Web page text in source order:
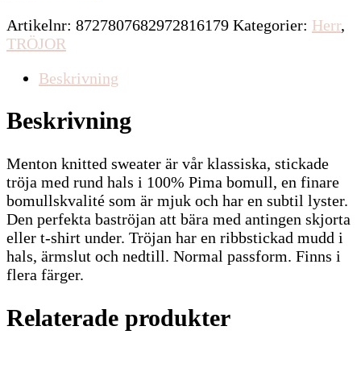
Artikelnr: 8727807682972816179 Kategorier: Herr,
TRÖJOR
Beskrivning
Beskrivning
Menton knitted sweater är vår klassiska, stickade
tröja med rund hals i 100% Pima bomull, en finare
bomullskvalité som är mjuk och har en subtil lyster.
Den perfekta baströjan att bära med antingen skjorta
eller t-shirt under. Tröjan har en ribbstickad mudd i
hals, ärmslut och nedtill. Normal passform. Finns i
flera färger.
Relaterade produkter